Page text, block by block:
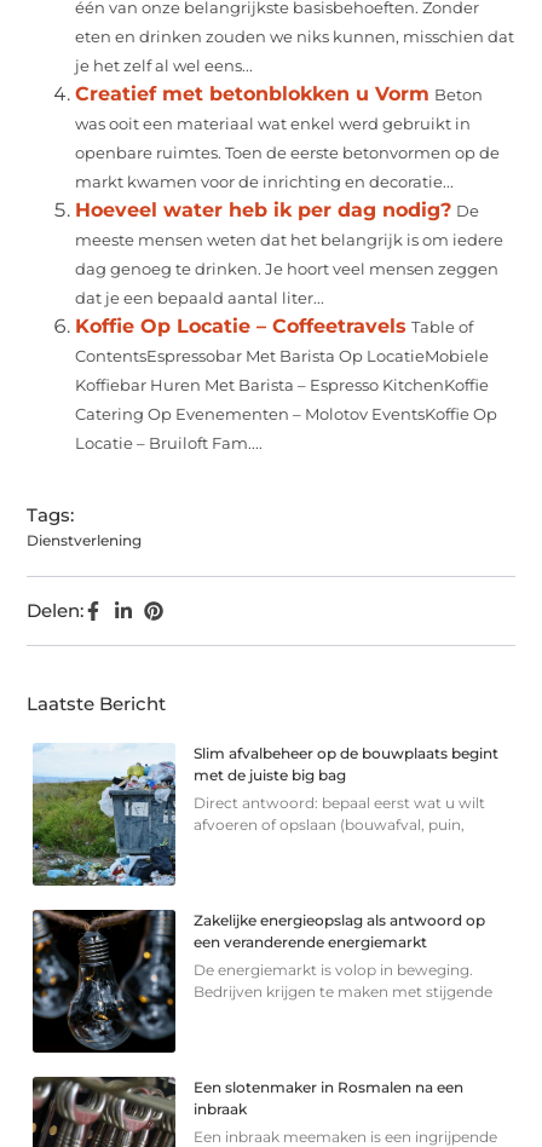
één van onze belangrijkste basisbehoeften. Zonder
eten en drinken zouden we niks kunnen, misschien dat
je het zelf al wel eens...
Creatief met betonblokken u Vorm Beton
was ooit een materiaal wat enkel werd gebruikt in
openbare ruimtes. Toen de eerste betonvormen op de
markt kwamen voor de inrichting en decoratie...
Hoeveel water heb ik per dag nodig? De
meeste mensen weten dat het belangrijk is om iedere
dag genoeg te drinken. Je hoort veel mensen zeggen
dat je een bepaald aantal liter...
Koffie Op Locatie – Coffeetravels Table of
ContentsEspressobar Met Barista Op LocatieMobiele
Koffiebar Huren Met Barista – Espresso KitchenKoffie
Catering Op Evenementen – Molotov EventsKoffie Op
Locatie – Bruiloft Fam....
Tags:
Dienstverlening
Delen:
Laatste Bericht
Slim afvalbeheer op de bouwplaats begint
met de juiste big bag
Direct antwoord: bepaal eerst wat u wilt
afvoeren of opslaan (bouwafval, puin,
Zakelijke energieopslag als antwoord op
een veranderende energiemarkt
De energiemarkt is volop in beweging.
Bedrijven krijgen te maken met stijgende
Een slotenmaker in Rosmalen na een
inbraak
Een inbraak meemaken is een ingrijpende